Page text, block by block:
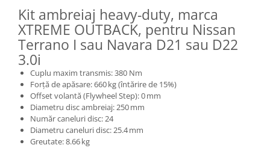
Kit ambreiaj heavy-duty, marca
XTREME OUTBACK, pentru Nissan
Terrano I sau Navara D21 sau D22
3.0i
Cuplu maxim transmis: 380 Nm
Forță de apăsare: 660 kg (întărire de 15%)
Offset volantă (Flywheel Step): 0 mm
Diametru disc ambreiaj: 250 mm
Număr caneluri disc: 24
Diametru caneluri disc: 25.4 mm
Greutate: 8.66 kg